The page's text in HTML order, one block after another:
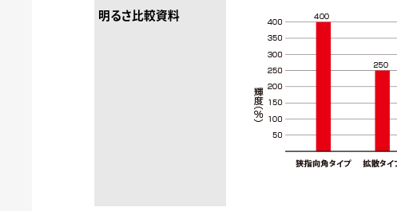
明るさ比較資料